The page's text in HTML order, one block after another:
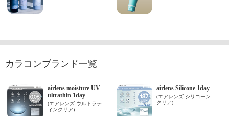
カラコンブランド一覧